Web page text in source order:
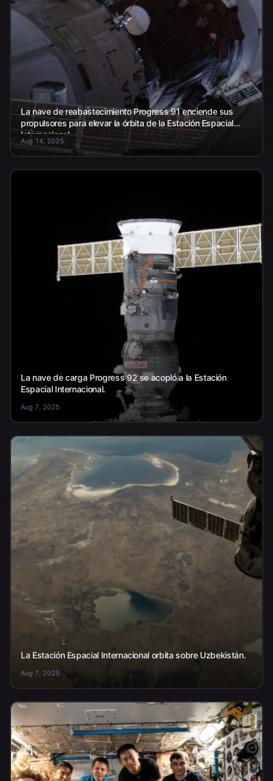
La nave de reabastecimiento Progress 91 enciende sus
propulsores para elevar la órbita de la Estación Espacial
Internacional.
Aug 14, 2025
La nave de carga Progress 92 se acopló a la Estación
Espacial Internacional.
Aug 7, 2025
La Estación Espacial Internacional orbita sobre Uzbekistán.
Aug 7, 2025